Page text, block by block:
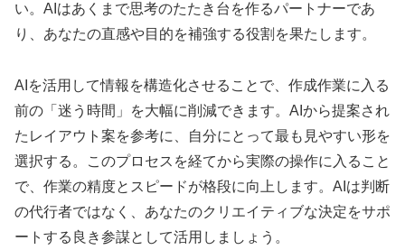
い。AIはあくまで思考のたたき台を作るパートナーであ
り、あなたの直感や目的を補強する役割を果たします。
AIを活用して情報を構造化させることで、作成作業に入る
前の「迷う時間」を大幅に削減できます。AIから提案され
たレイアウト案を参考に、自分にとって最も見やすい形を
選択する。このプロセスを経てから実際の操作に入ること
で、作業の精度とスピードが格段に向上します。AIは判断
の代行者ではなく、あなたのクリエイティブな決定をサポ
ートする良き参謀として活用しましょう。